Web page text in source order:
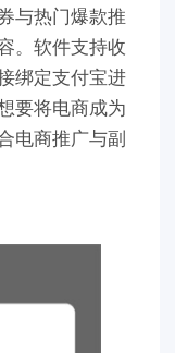
与热门爆款推
。软件支持收
绑定支付宝进
要将电商成为
电商推广与副